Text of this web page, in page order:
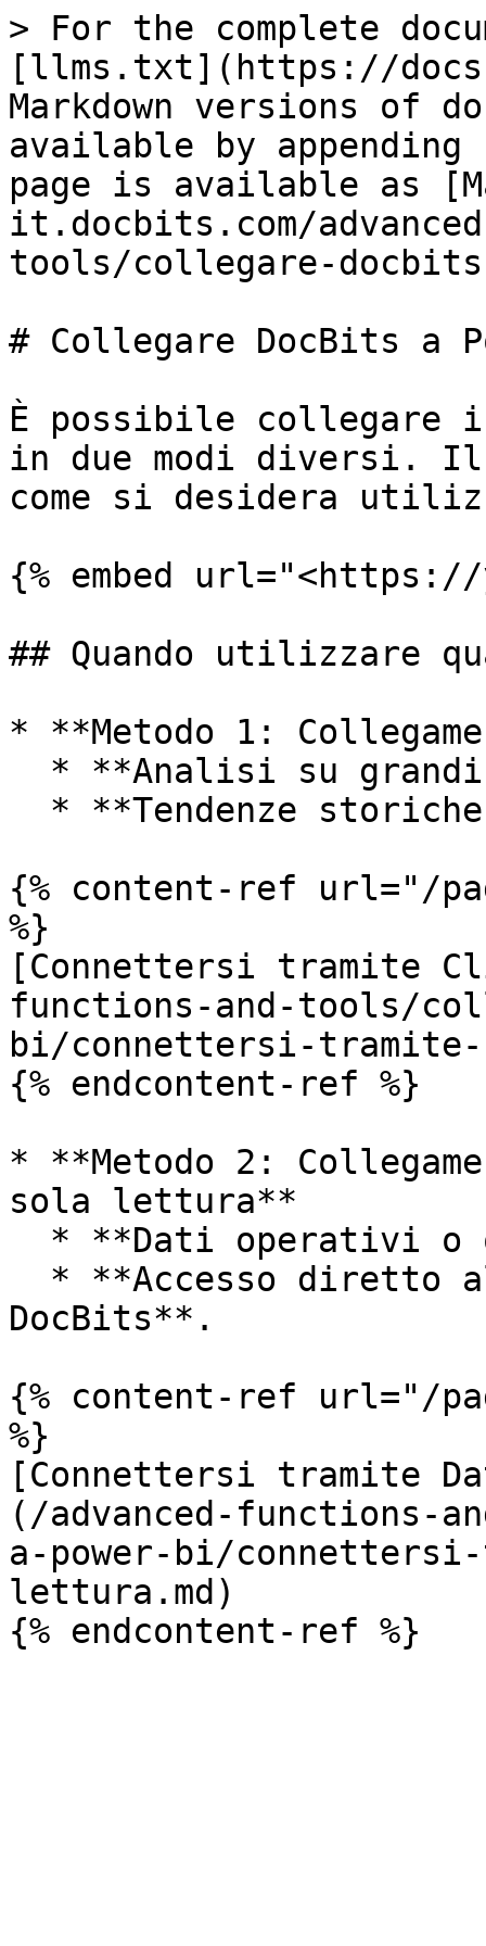
> For the complete
[llms.txt](https://
Markdown versions of
available by
page is available as
it.docbits.com/
tools/collegare-
# Collegare DocBits a
È possibile collegare
in due modi diversi. Il
come si desidera
{% embed url="<https://
## Quando utilizzare
* **Metodo 1:
{% content-ref url="/
%}
[Connettersi tramite
functions-and-tools/
bi/connettersi-tramite-
{% endcontent-ref %}
* **Metodo 2:
sola lettura**
DocBits**.
{% content-ref url="/
%}
[Connettersi tramite
(/advanced-functions-
a-power-bi/
lettura.md)